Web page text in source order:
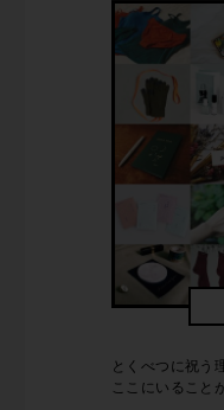
とくべつに祝う
ここにいること